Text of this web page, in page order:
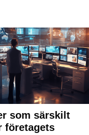
som särskilt
företagets